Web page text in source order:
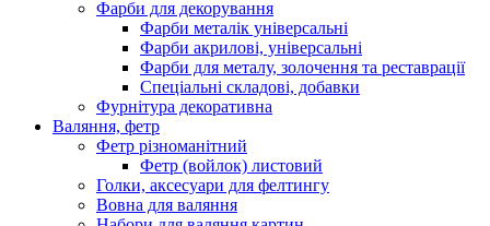
Фарби для декорування
Фарби металік універсальні
Фарби акрилові, універсальні
Фарби для металу, золочення та реставрації
Спеціальні складові, добавки
Фурнітура декоративна
Валяння, фетр
Фетр різноманітний
Фетр (войлок) листовий
Голки, аксесуари для фелтингу
Вовна для валяння